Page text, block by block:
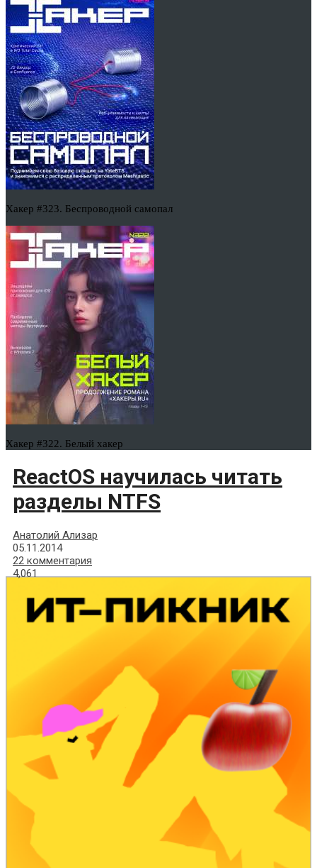
Хакер #323. Беспроводной самопал
Хакер #322. Белый хакер
ReactOS научилась читать
разделы NTFS
Анатолий Ализар
05.11.2014
22 комментария
4,061